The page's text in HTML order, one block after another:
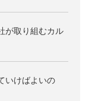
取り組むカル
いけばよいの